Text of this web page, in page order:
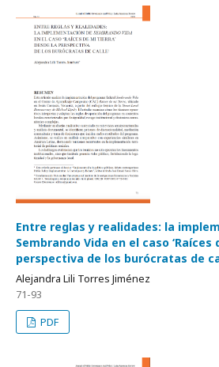
Entre reglas y realidades: la
Sembrando Vida en el caso
perspectiva de los burócratas de
Alejandra Lili Torres Jiménez
71-93
PDF